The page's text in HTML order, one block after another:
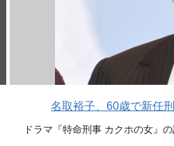
名取裕子、60歳で新任
ドラマ『特命刑事 カクホの女』